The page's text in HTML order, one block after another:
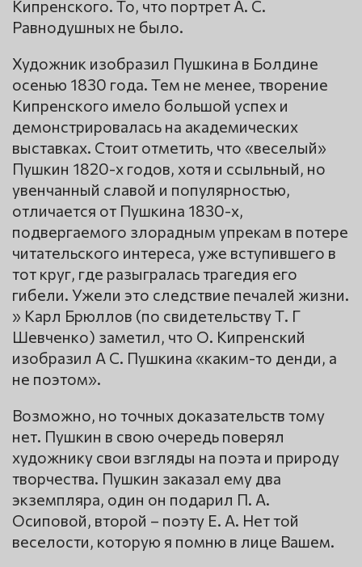
Кипренского. То, что портрет А. С.
Равнодушных не было.
Художник изобразил Пушкина в Болдине
осенью 1830 года. Тем не менее, творение
Кипренского имело большой успех и
демонстрировалась на академических
выставках. Стоит отметить, что «веселый»
Пушкин 1820-х годов, хотя и ссыльный, но
увенчанный славой и популярностью,
отличается от Пушкина 1830-х,
подвергаемого злорадным упрекам в потере
читательского интереса, уже вступившего в
тот круг, где разыгралась трагедия его
гибели. Ужели это следствие печалей жизни.
» Карл Брюллов (по свидетельству Т. Г
Шевченко) заметил, что О. Кипренский
изобразил А С. Пушкина «каким-то денди, а
не поэтом».
Возможно, но точных доказательств тому
нет. Пушкин в свою очередь поверял
художнику свои взгляды на поэта и природу
творчества. Пушкин заказал ему два
экземпляра, один он подарил П. А.
Осиповой, второй – поэту Е. А. Нет той
веселости, которую я помню в лице Вашем.